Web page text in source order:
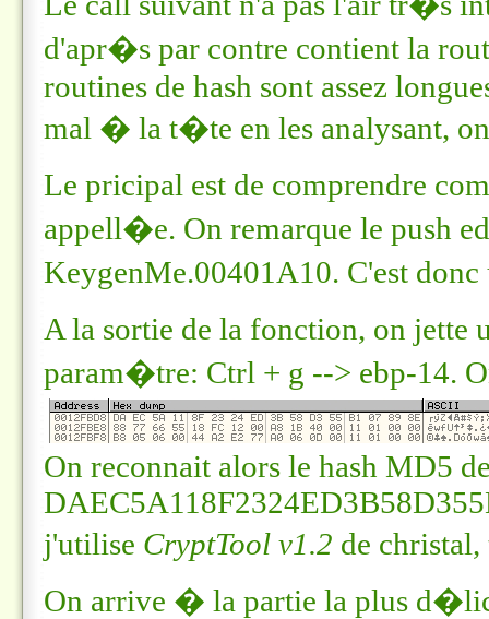
d'apr�s par contre contient la
routines de hash sont assez
mal � la t�te en les analysant,
Le pricipal est de comprendre
appell�e. On remarque le push
KeygenMe.00401A10. C'est
A la sortie de la fonction, on
param�tre: Ctrl + g --> ebp-14.
On reconnait alors le hash MD5
j'utilise CryptTool v1.2 de
On arrive � la partie la plus